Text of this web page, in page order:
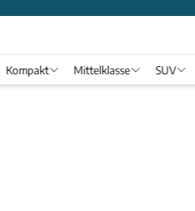
Kompakt Mittelklasse SUV